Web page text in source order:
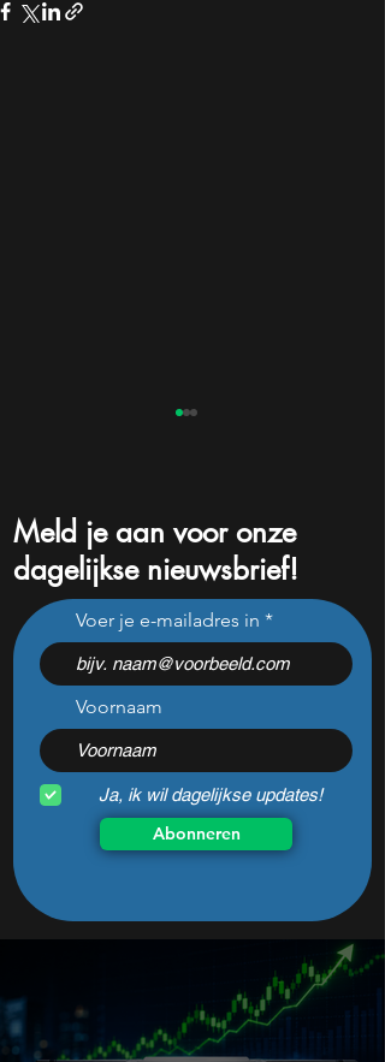
Dit aandeel staat 60%
lager - heeft de markt het
mis?
Meld je aan voor onze
dagelijkse nieuwsbrief!
Voer je e-mailadres in
Voornaam
Ja, ik wil dagelijkse updates!
Abonneren